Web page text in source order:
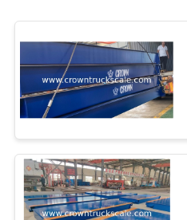
MAPA
DEL
SITIO
PRIVACY
POLICY